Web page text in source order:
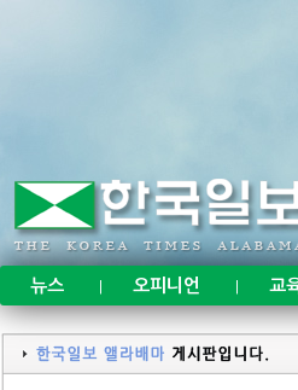
뉴스 오피니언 교